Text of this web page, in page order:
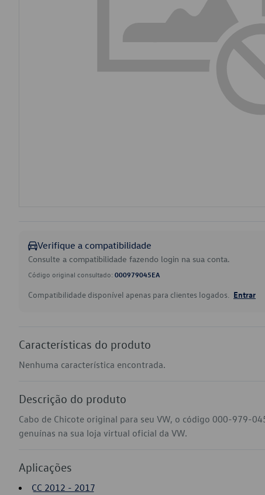
Verifique a compatibilidade
Consulte a compatibilidade fazendo login na sua conta.
Código original consultado: 000979045EA
Compatibilidade disponível apenas para clientes logados. Entrar
Características do produto
Nenhuma característica encontrada.
Descrição do produto
Cabo de Chicote original para seu VW, o código 000-979-
genuínas na sua loja virtual oficial da VW.
Aplicações
CC 2012 - 2017